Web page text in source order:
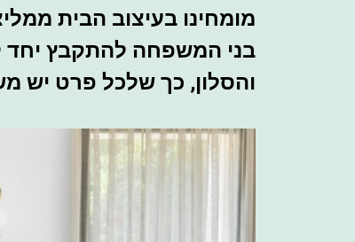
מומחינו בעיצוב הבית
בני המשפחה להתקבץ יחד
והסלון, כך שלכל פרט יש